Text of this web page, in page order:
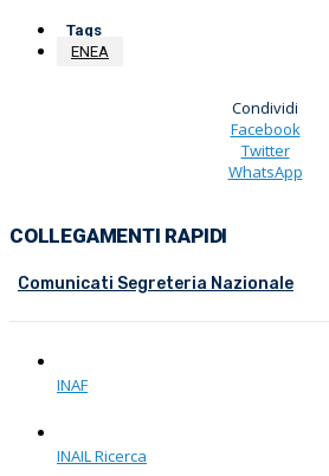
Tags
ENEA
Condividi
Facebook
Twitter
WhatsApp
COLLEGAMENTI RAPIDI
Comunicati Segreteria Nazionale
INAF
INAIL Ricerca